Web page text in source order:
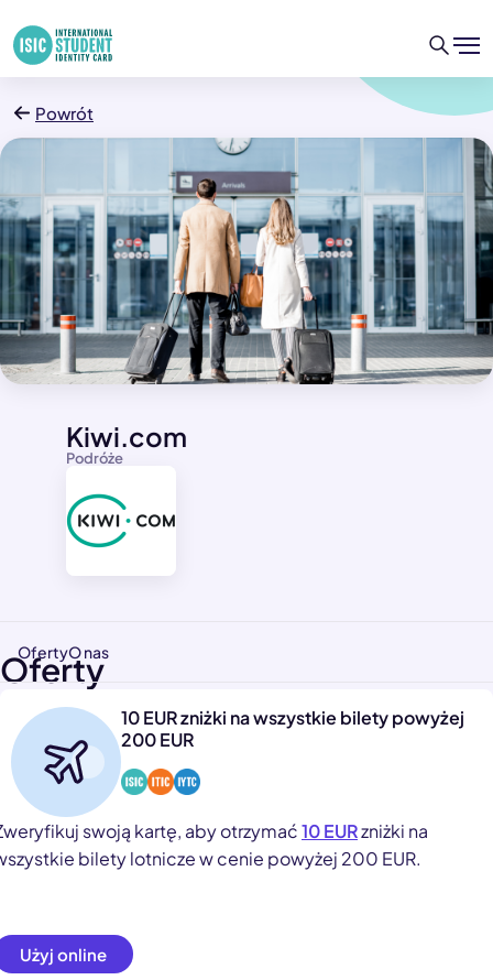
Powrót
Podróże
Kiwi.com
OfertyO nas
Oferty
10 EUR zniżki na wszystkie bilety powyżej
200 EUR
swoją kartę, aby otrzymać10 EURzniżki na
bilety lotnicze w cenie powyżej 200 EUR.
Użyj online